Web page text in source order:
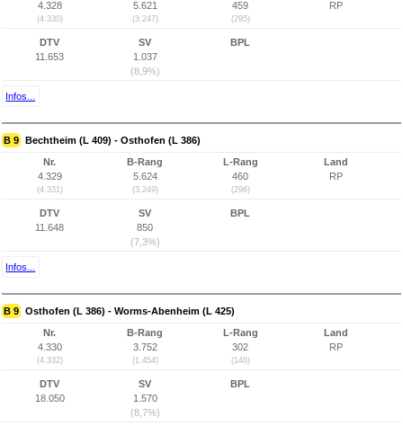
4.328
(4.330)
5.621
(3.247)
459
(295)
RP
DTV
11.653
SV
1.037
(8,9%)
BPL
Infos...
B 9 Bechtheim (L 409) - Osthofen (L 386)
Nr.
4.329
(4.331)
B-Rang
5.624
(3.249)
L-Rang
460
(296)
Land
RP
DTV
11.648
SV
850
(7,3%)
BPL
Infos...
B 9 Osthofen (L 386) - Worms-Abenheim (L 425)
Nr.
4.330
(4.332)
B-Rang
3.752
(1.454)
L-Rang
302
(148)
Land
RP
DTV
18.050
SV
1.570
(8,7%)
BPL